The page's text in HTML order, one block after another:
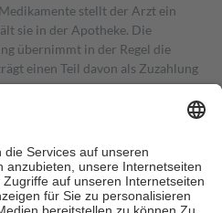
stellt der Arzt ein
sie in der Apotheke. Die
übernimmt in der Regel die
einen Teil davon als Zuzahlung
in Höhe von zehn
nie mehr als die tatsächlichen
auch für Online-Apotheken.
beträgt die